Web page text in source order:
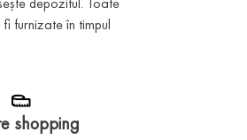
furnizate în timpul
shopping